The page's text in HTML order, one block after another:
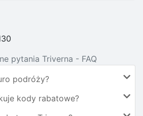
pytania Triverna - FAQ
podróży?
kody rabatowe?